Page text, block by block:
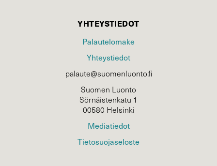
YHTEYSTIEDOT
Palautelomake
Yhteystiedot
palaute@suomenluonto.fi
Suomen Luonto
Sörnäistenkatu 1
00580 Helsinki
Mediatiedot
Tietosuojaseloste